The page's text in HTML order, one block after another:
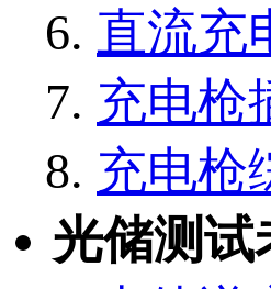
直流充
充电枪
充电枪
光储测试